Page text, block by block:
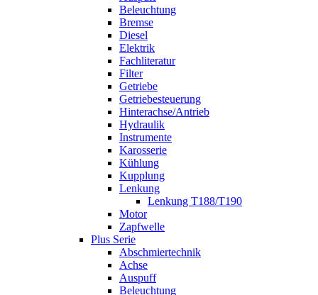
Beleuchtung
Bremse
Diesel
Elektrik
Fachliteratur
Filter
Getriebe
Getriebesteuerung
Hinterachse/Antrieb
Hydraulik
Instrumente
Karosserie
Kühlung
Kupplung
Lenkung
Lenkung T188/T190
Motor
Zapfwelle
Plus Serie
Abschmiertechnik
Achse
Auspuff
Beleuchtung